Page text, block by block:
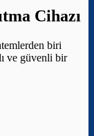
Cihazı
biri
ve güvenli bir